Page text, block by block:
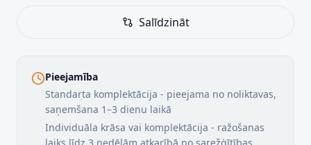
Salīdzināt
Pieejamība
Standarta komplektācija - pieejama no noliktavas,
saņemšana 1–3 dienu laikā
Individuāla krāsa vai komplektācija - ražošanas